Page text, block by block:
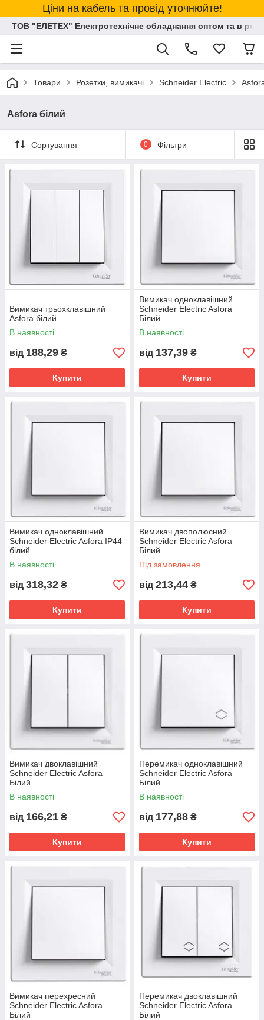
Ціни на кабель та провід уточнюйте!
ТОВ "ЕЛЕТЕХ" Електротехнічне обладнання оптом та в
Товари Розетки, вимикачі Schneider Electric
Asfora білий
Сортування 0 Фільтри
Вимикач трьохклавішний
Asfora білий
В наявності
від 188,29 ₴
Купити
Вимикач одноклавішний
Schneider Electric Asforа
Білий
В наявності
від 137,39 ₴
Купити
Вимикач одноклавішний
Schneider Electric Asfora IP44
білий
В наявності
від 318,32 ₴
Купити
Вимикач двополюсний
Schneider Electric Asfora
Білий
Під замовлення
від 213,44 ₴
Купити
Вимикач двоклавішний
Schneider Electric Asfora
Білий
В наявності
від 166,21 ₴
Купити
Перемикач одноклавішний
Schneider Electric Asfora
Білий
В наявності
від 177,88 ₴
Купити
Вимикач перехресний
Schneider Electric Asfora
Білий
Перемикач двоклавішний
Schneider Electric Asfora
Білий